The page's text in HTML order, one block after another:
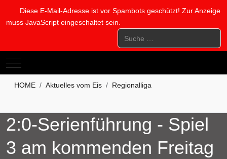
Diese E-Mail-Adresse ist vor Spambots geschützt! Zur Anzeige
muss JavaScript eingeschaltet sein.
Suchen
Mobile Menu Toggle
HOME Aktuelles vom Eis Regionalliga
2:0-Serienführung - Spiel
3 am kommenden Freitag